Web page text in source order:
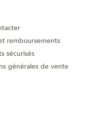
remboursements
sécurisés
générales de vente